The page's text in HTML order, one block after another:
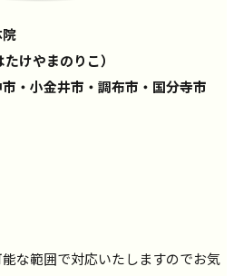
けやまのりこ）
・小金井市・調布市・国分寺市
な範囲で対応いたしますのでお気